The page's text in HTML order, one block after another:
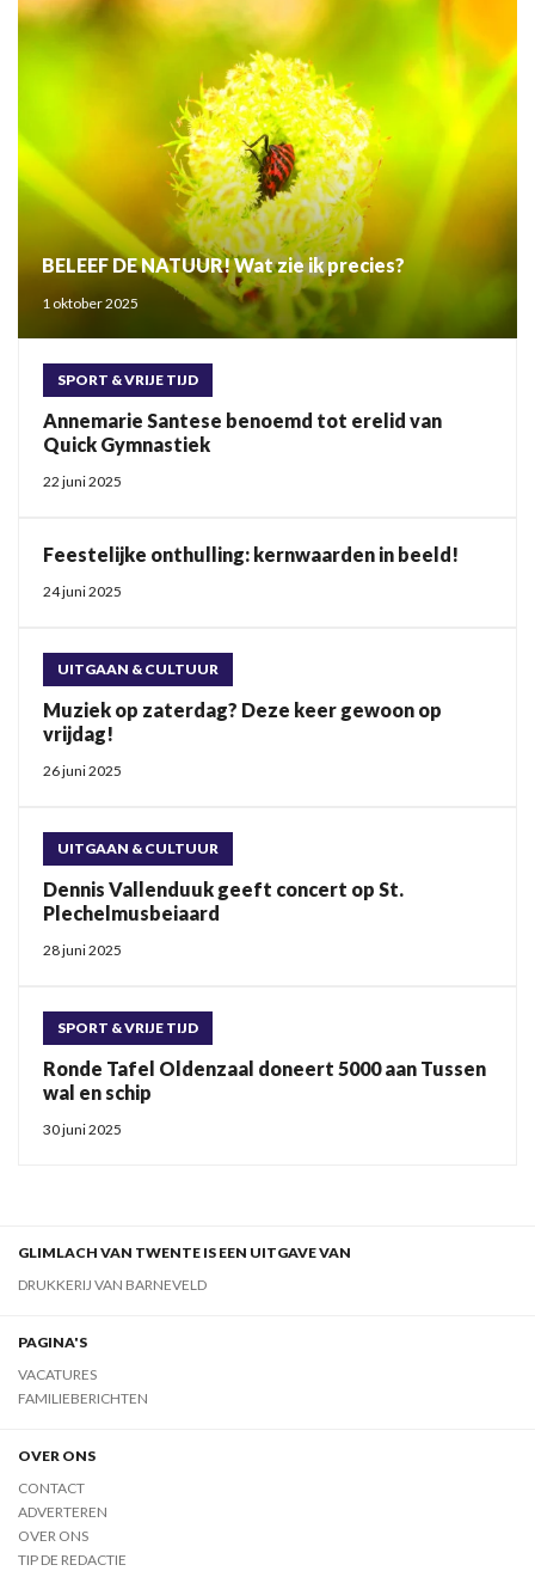
BELEEF DE NATUUR! Wat zie ik precies?
1 oktober 2025
SPORT & VRIJE TIJD
Annemarie Santese benoemd tot erelid van
Quick Gymnastiek
22 juni 2025
Feestelijke onthulling: kernwaarden in beeld!
24 juni 2025
UITGAAN & CULTUUR
Muziek op zaterdag? Deze keer gewoon op
vrijdag!
26 juni 2025
UITGAAN & CULTUUR
Dennis Vallenduuk geeft concert op St.
Plechelmusbeiaard
28 juni 2025
SPORT & VRIJE TIJD
Ronde Tafel Oldenzaal doneert 5000 aan Tussen
wal en schip
30 juni 2025
GLIMLACH VAN TWENTE IS EEN UITGAVE VAN
DRUKKERIJ VAN BARNEVELD
PAGINA'S
VACATURES
FAMILIEBERICHTEN
OVER ONS
CONTACT
ADVERTEREN
OVER ONS
TIP DE REDACTIE